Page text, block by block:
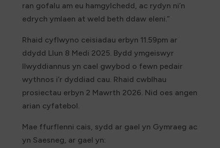
ran gofalu am eu hamgylchedd, ac rydyn ni’n
edrych ymlaen at weld beth ddaw eleni.”
Rhaid cyflwyno ceisiadau erbyn 11.59pm ar
ddydd Llun 8 Medi 2025. Bydd ymgeiswyr
llwyddiannus yn cael gwybod o fewn pedair
wythnos i’r dyddiad cau. Rhaid cwblhau
prosiectau erbyn 2 Mawrth 2026. Nid oes angen
arian cyfatebol.
Mae ffurflenni cais, sydd ar gael yn Gymraeg ac
yn Saesneg, ar gael yn: